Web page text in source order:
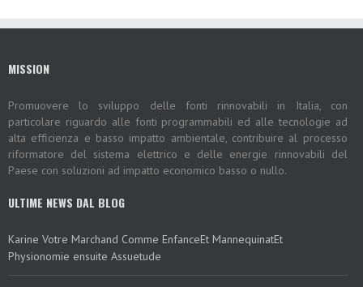
MISSION
Promuovere lo sviluppo delle fonti rinnovabili in Italia, con
particolare riguardo alle fonti programmabili ed alle tecnologie ad
alta efficienza e basso impatto ambientale, contribuire al processo
riformatore del sistema elettrico e delle energie rinnovabili del
Paese con soluzioni ad impatto economico basso o nullo.
ULTIME NEWS DAL BLOG
Karine Votre Marchand Comme EnfanceEt MannequinatEt
Physionomie ensuite Assuetude